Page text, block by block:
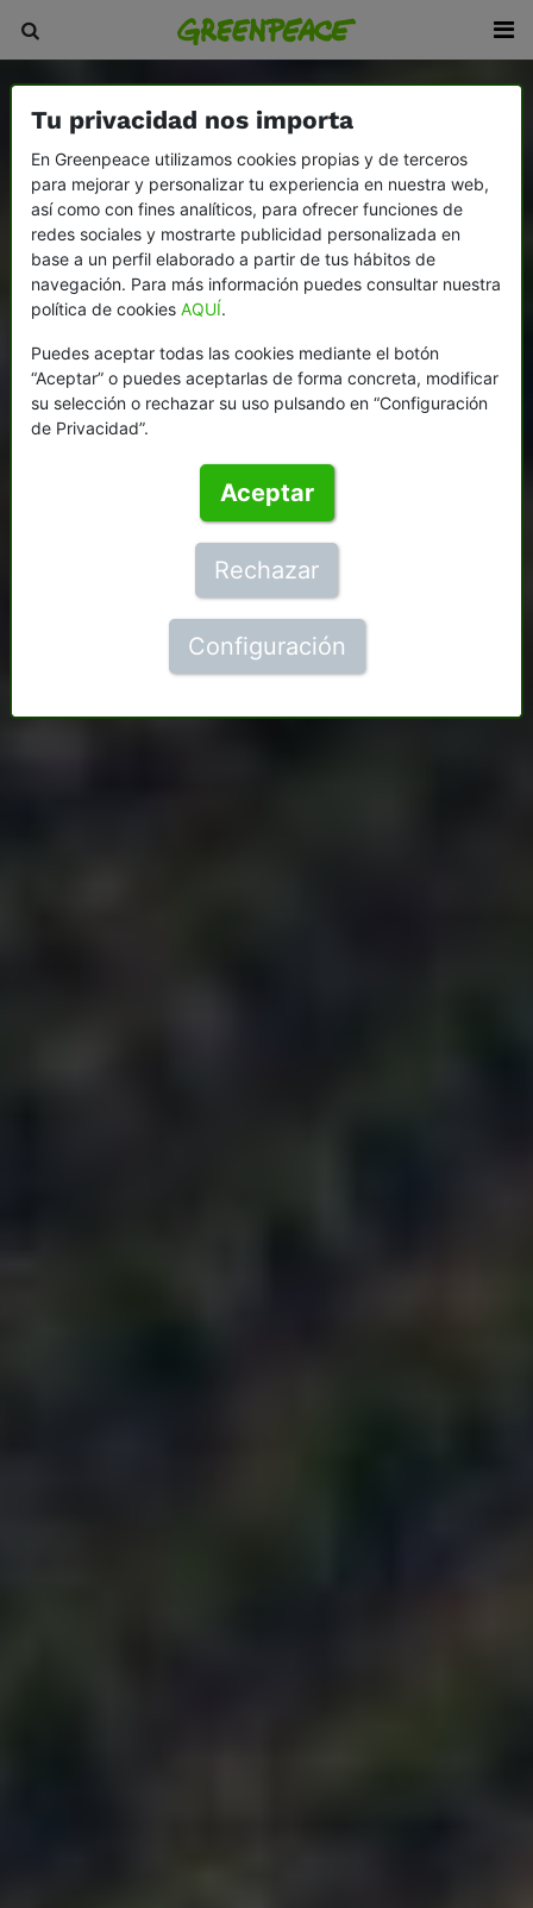
Tu privacidad nos importa
En Greenpeace utilizamos cookies propias y de terceros
para mejorar y personalizar tu experiencia en nuestra web,
así como con fines analíticos, para ofrecer funciones de
redes sociales y mostrarte publicidad personalizada en
base a un perfil elaborado a partir de tus hábitos de
navegación. Para más información puedes consultar nuestra
política de cookies AQUÍ.
Puedes aceptar todas las cookies mediante el botón
“Aceptar” o puedes aceptarlas de forma concreta, modificar
su selección o rechazar su uso pulsando en “Configuración
de Privacidad”.
Aceptar
Rechazar
Configuración